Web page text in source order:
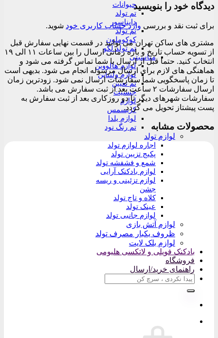
حیوانات
تم تولد
دایناسور
تم تولد
کوکوملون
تم تولد لگو
مناسبتی
لوازم هالووین
لوازم ولنتاین
تم تعیین
جنسیت
لوازم
کریسمس
لوازم یلدا
تم رنگ نود
لوازم تولد
اجاره لوازم تولد
پکیج تزیین تولد
شمع و فشفشه تولد
لوازم بادکنک آرایی
لوازم تزئینی و ریسه
جشن
کلاه و تاج تولد
عینک تولد
لوازم جانبی تولد
لوازم آتش بازی
ظروف یکبار مصرف تولد
لوازم بلک لایت
بادکنک فویلی و لاتکسی هلیومی
فروشگاه
راهنمای خرید/ارسال
جستجو
دیدگاه خود را بنویسید
برای ثبت نقد و بررسی وارد حساب کاربری خود شوید.
مشتری های ساکن تهران می توانید در قسمت نهایی سفارش قبل
از تسویه حساب تاریخ و بازه زمانی ارسال را بین ساعات ۱۱ الی ۱۹
انتخاب کنید. حتما قبل از ارسال با شما تماس گرفته می شود و
هماهنگی های لازم برای ارسال مرسوله انجام می شود. بدیهی است
تا زمان پاسخگویی شما سفارشات ارسال نمی شود. زودترین زمان
ارسال سفارشات ۲ ساعت بعد از ثبت سفارش می باشد.
سفارشات شهرهای دیگر تا دو روزکاری بعد از ثبت سفارش به
پست پیشتاز تحویل می گردد.
محصولات مشابه